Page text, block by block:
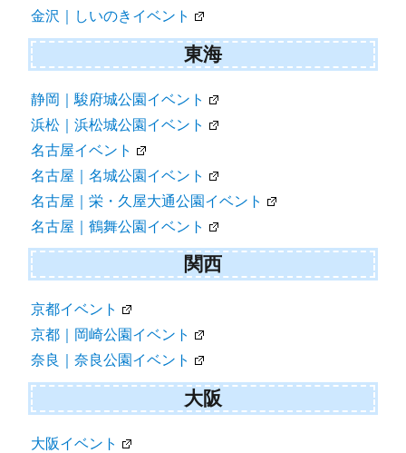
金沢｜しいのきイベント
東海
静岡｜駿府城公園イベント
浜松｜浜松城公園イベント
名古屋イベント
名古屋｜名城公園イベント
名古屋｜栄・久屋大通公園イベント
名古屋｜鶴舞公園イベント
関西
京都イベント
京都｜岡崎公園イベント
奈良｜奈良公園イベント
大阪
大阪イベント